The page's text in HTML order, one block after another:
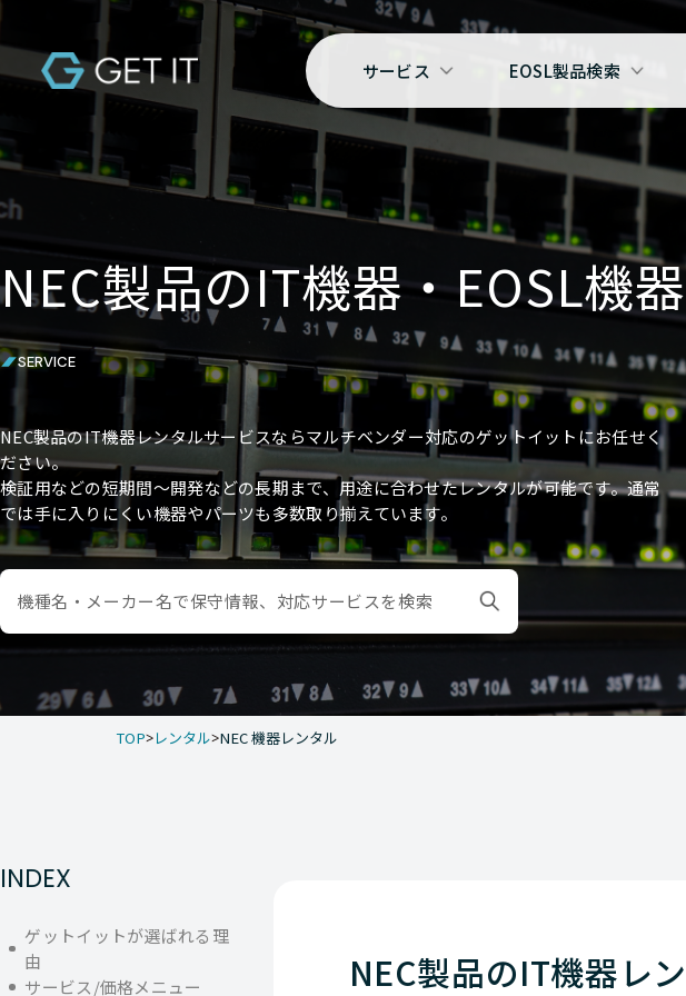
サービス EOSL製品検索
NEC製品のIT機器・EOSL機
SERVICE
NEC製品のIT機器レンタルサービスならマルチベンダー対応のゲットイットにお任せく
ださい。
検証用などの短期間～開発などの長期まで、用途に合わせたレンタルが可能です。通常
では手に入りにくい機器やパーツも多数取り揃えています。
TOP レンタル NEC 機器レンタル
INDEX
ゲットイットが選ばれる理
由
サービス/価格メニュー
NEC製品のIT機器レ